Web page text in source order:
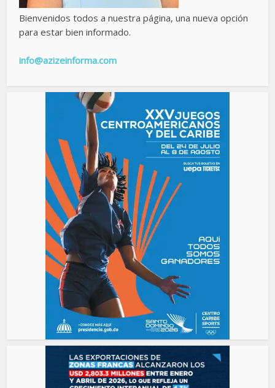
Bienvenidos todos a nuestra página, una nueva opción
para estar bien informado.
info@azizeinforma.com